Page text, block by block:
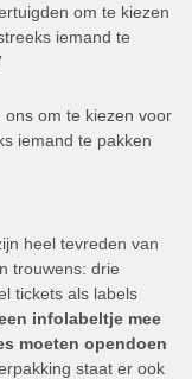
om te kiezen
iemand te
ons om te kiezen voor
iemand te pakken
heel tevreden van
trouwens: drie
tickets als labels
infolabeltje mee
moeten opendoen
staat er ook